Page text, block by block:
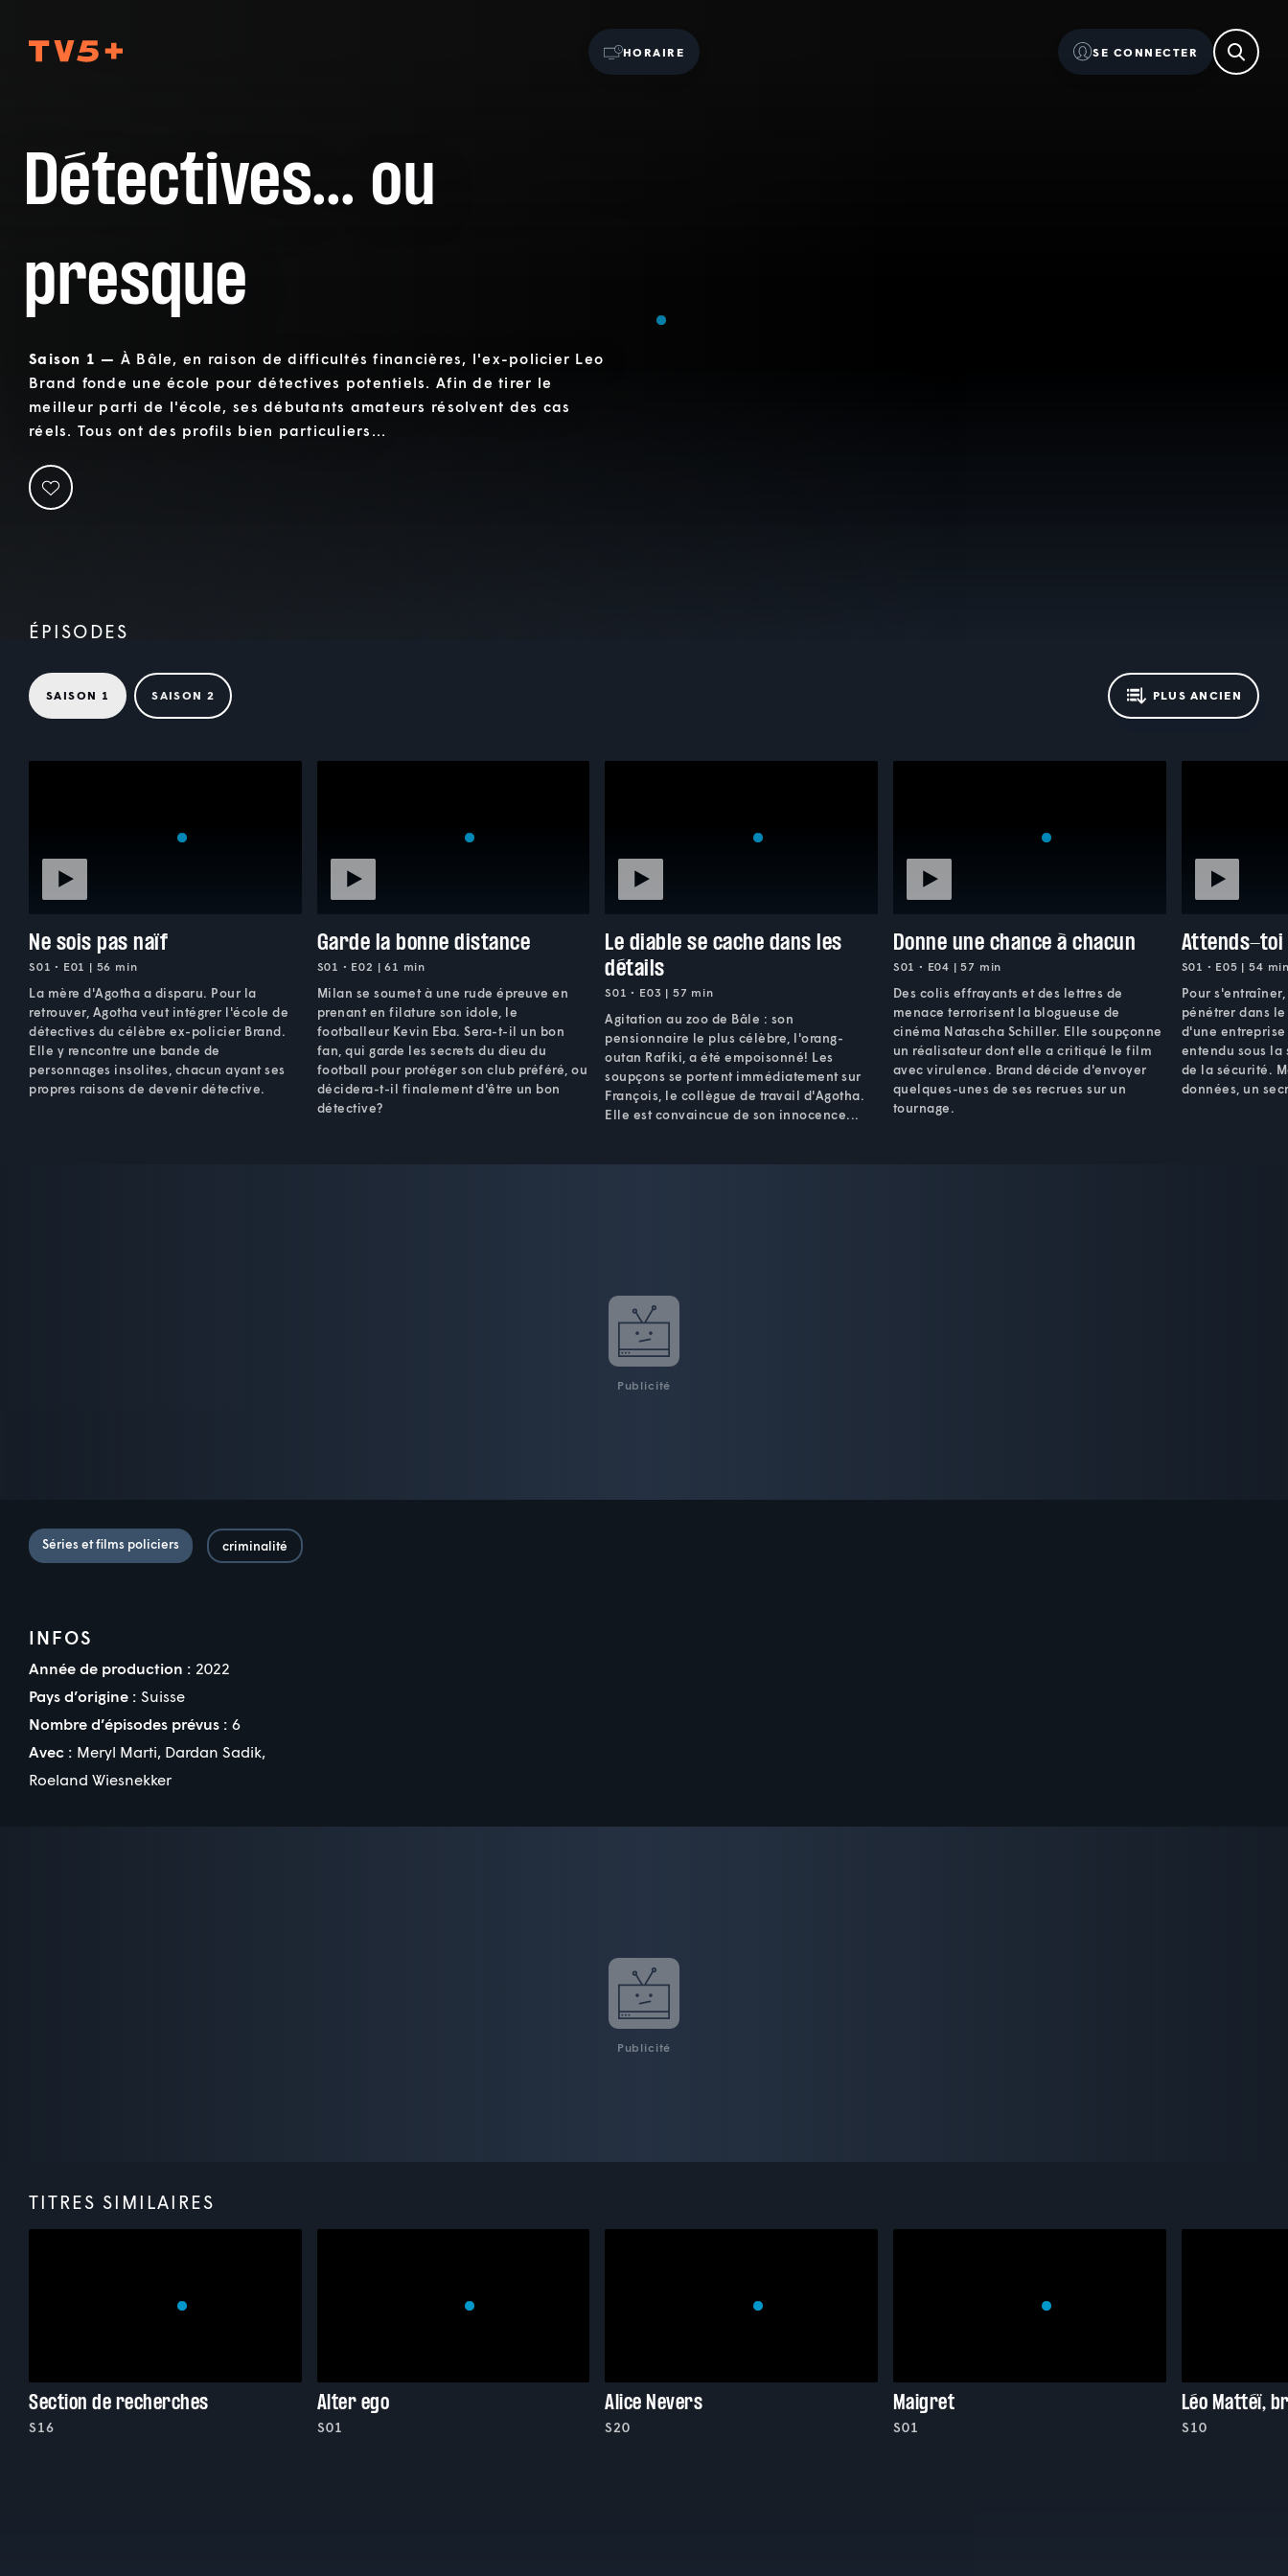
HORAIRE SE CONNECTER
Détectives... ou
presque
Saison 1 — À Bâle, en raison de difficultés financières, l'ex-policier Leo
Brand fonde une école pour détectives potentiels. Afin de tirer le
meilleur parti de l'école, ses débutants amateurs résolvent des cas
réels. Tous ont des profils bien particuliers...
ÉPISODES
SAISON 1 SAISON 2 PLUS ANCIEN
Ne sois pas naïf
S01 • E01 | 56 min
La mère d'Agotha a disparu. Pour la
retrouver, Agotha veut intégrer l'école de
détectives du célèbre ex-policier Brand.
Elle y rencontre une bande de
personnages insolites, chacun ayant ses
propres raisons de devenir détective.
Garde la bonne distance
S01 • E02 | 61 min
Milan se soumet à une rude épreuve en
prenant en filature son idole, le
footballeur Kevin Eba. Sera-t-il un bon
fan, qui garde les secrets du dieu du
football pour protéger son club préféré, ou
décidera-t-il finalement d'être un bon
détective?
Le diable se cache dans les
détails
S01 • E03 | 57 min
Agitation au zoo de Bâle : son
pensionnaire le plus célèbre, l'orang-
outan Rafiki, a été empoisonné! Les
soupçons se portent immédiatement sur
François, le collègue de travail d'Agotha.
Elle est convaincue de son innocence...
Donne une chance à chacun
S01 • E04 | 57 min
Des colis effrayants et des lettres de
menace terrorisent la blogueuse de
cinéma Natascha Schiller. Elle soupçonne
un réalisateur dont elle a critiqué le film
avec virulence. Brand décide d'envoyer
quelques-unes de ses recrues sur un
tournage.
Attends-
S01 • E05 | 54
Pour
pénétrer dans
d'une
entendu sous
de la sécurité.
données, un
Publicité
Séries et films policiers criminalité
INFOS
Année de production : 2022
Pays d’origine : Suisse
Nombre d’épisodes prévus : 6
Avec : Meryl Marti Dardan Sadik
Roeland Wiesnekker
Publicité
TITRES SIMILAIRES
Section de recherches
S16
Alter ego
S01
Alice Nevers
S20
Maigret
S01
Léo Mattéï,
S10